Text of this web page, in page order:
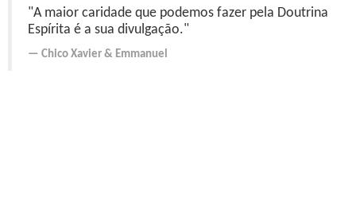
"A maior caridade que podemos fazer pela Doutrina
Espírita é a sua divulgação."
Chico Xavier & Emmanuel